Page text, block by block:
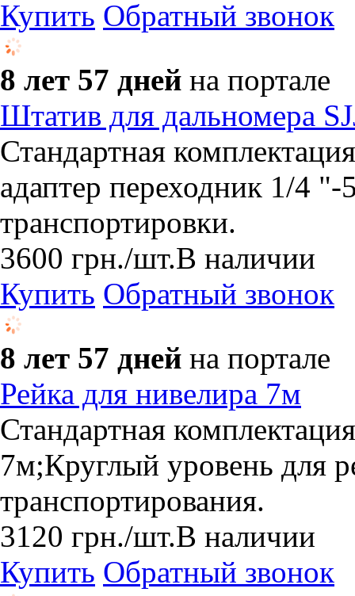
Купить Обратный звонок
8 лет 57 дней на портале
Штатив для дальномера
Стандартная
адаптер переходник 1/4 "-
транспортировки.
3600 грн./шт.В наличии
Купить Обратный звонок
8 лет 57 дней на портале
Рейка для нивелира 7м
Стандартная
7м;Круглый уровень для
транспортирования.
3120 грн./шт.В наличии
Купить Обратный звонок